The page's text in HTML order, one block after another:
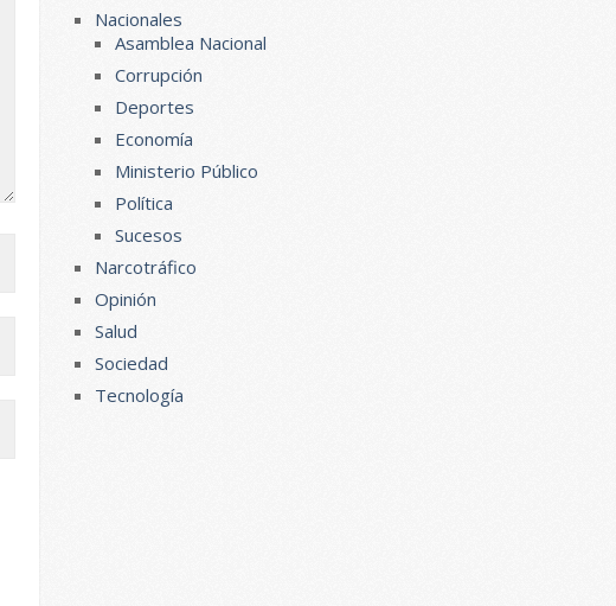
Nacionales
Asamblea Nacional
Corrupción
Deportes
Economía
Ministerio Público
Política
Sucesos
Narcotráfico
Opinión
Salud
Sociedad
Tecnología